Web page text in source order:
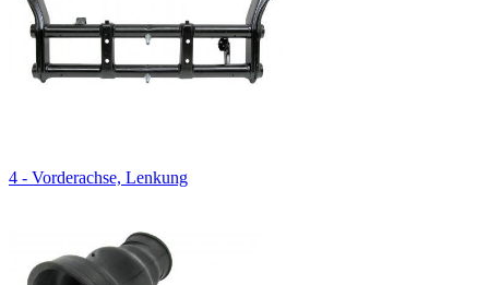
4 - Vorderachse, Lenkung